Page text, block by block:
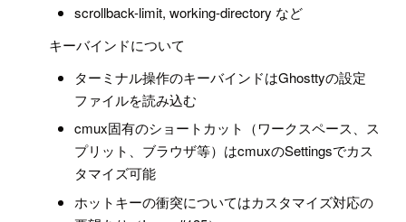
scrollback-limit, working-directory など
キーバインドについて
ターミナル操作のキーバインドはGhosttyの設定
ファイルを読み込む
cmux固有のショートカット（ワークスペース、ス
プリット、ブラウザ等）はcmuxのSettingsでカス
タマイズ可能
ホットキーの衝突についてはカスタマイズ対応の